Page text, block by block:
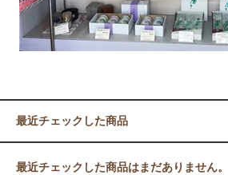
最近チェックした商品
最近チェックした商品はまだありません。